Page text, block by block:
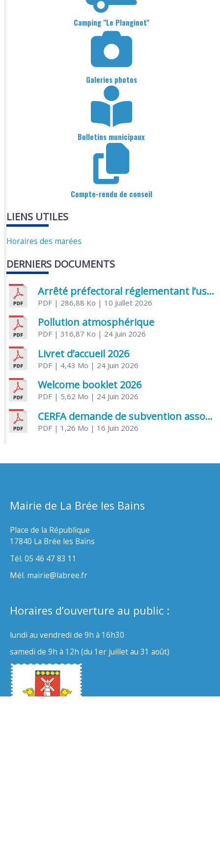
Camping "Le Planginot"
Galeries photos
Bulletins municipaux
Compte-rendu de conseil
LIENS UTILES
Horaires des marées
DERNIERS DOCUMENTS
Arrêté préfectoral réglementant l’usage de l’eau
PDF| 286,88 Ko | 10 Juillet 2026
Pollution atmosphérique
PDF| 316,87 Ko | 24 Juin 2026
Livret d’accueil 2026
PDF| 4,43 Mo | 24 Juin 2026
Welcome booklet 2026
PDF| 5,62 Mo | 24 Juin 2026
CERFA demande de subvention association
PDF| 1,26 Mo | 16 Juin 2026
Mairie de La Brée les Bains
Place de la République
17840 La Brée les Bains
Tél. 05 46 47 83 11
Mél. mairie@labree.fr
Horaires d’ouverture au public :
lundi au vendredi de 9h à 16h30
samedi de 9h à 12h (du 1er juillet au 31 août)